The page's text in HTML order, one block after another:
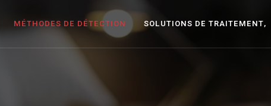
MÉTHODES DE DÉTECTION SOLUTIONS DE TRAITEMENT,